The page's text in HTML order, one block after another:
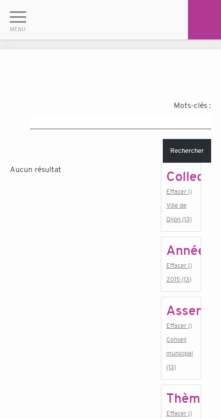
Mots-clés :
Rechercher
Aucun résultat
Effacer ()
Ville de
Dijon (13)
Année
Effacer ()
2015 (13)
Effacer ()
Conseil
municipal
(13)
Thème
Effacer ()